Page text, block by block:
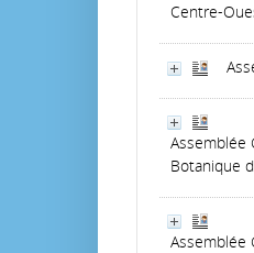
Centre-
Assemblée
Botanique
Assemblée